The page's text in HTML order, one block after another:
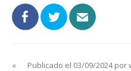
« Publicado el 03/09/2024